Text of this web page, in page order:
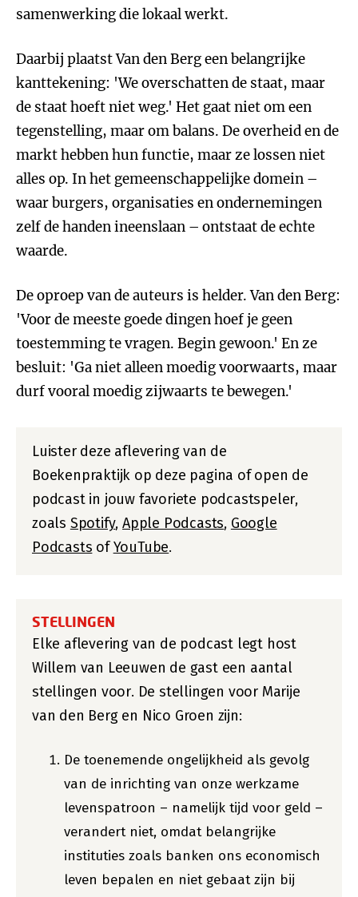
samenwerking die lokaal werkt.
Daarbij plaatst Van den Berg een belangrijke
kanttekening: 'We overschatten de staat, maar
de staat hoeft niet weg.' Het gaat niet om een
tegenstelling, maar om balans. De overheid en de
markt hebben hun functie, maar ze lossen niet
alles op. In het gemeenschappelijke domein –
waar burgers, organisaties en ondernemingen
zelf de handen ineenslaan – ontstaat de echte
waarde.
De oproep van de auteurs is helder. Van den Berg:
'Voor de meeste goede dingen hoef je geen
toestemming te vragen. Begin gewoon.' En ze
besluit: 'Ga niet alleen moedig voorwaarts, maar
durf vooral moedig zijwaarts te bewegen.'
Luister deze aflevering van de
Boekenpraktijk op deze pagina of open de
podcast in jouw favoriete podcastspeler,
zoals Spotify,Apple Podcasts, Google
Podcasts ofYouTube.
STELLINGEN
Elke aflevering van de podcast legt host
Willem van Leeuwen de gast een aantal
stellingen voor. De stellingen voor Marije
van den Berg en Nico Groen zijn:
De toenemende ongelijkheid als gevolg
van de inrichting van onze werkzame
levenspatroon – namelijk tijd voor geld –
verandert niet, omdat belangrijke
instituties zoals banken ons economisch
leven bepalen en niet gebaat zijn bij